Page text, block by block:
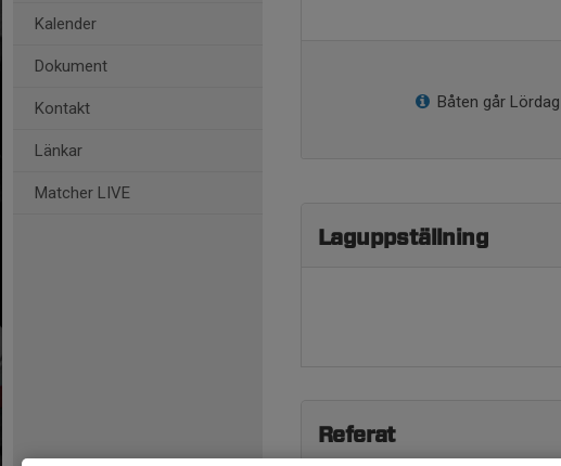
Kalender
Dokument
Kontakt
Länkar
Matcher LIVE
Båten går
Laguppställning
Referat